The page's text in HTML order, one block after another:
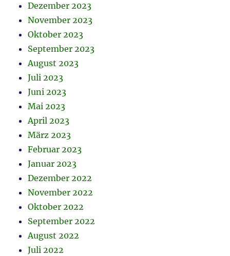
Dezember 2023
November 2023
Oktober 2023
September 2023
August 2023
Juli 2023
Juni 2023
Mai 2023
April 2023
März 2023
Februar 2023
Januar 2023
Dezember 2022
November 2022
Oktober 2022
September 2022
August 2022
Juli 2022